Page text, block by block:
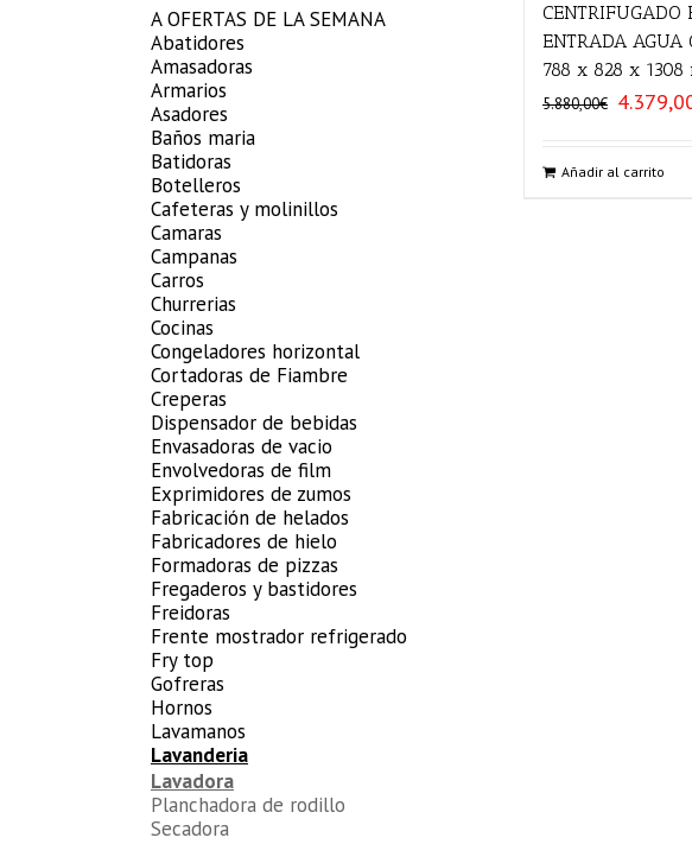
CENTRIFUGADO
ENTRADA AGUA
788 x 828 x 1308
5.880,00€ El
era:
Añadir al carrito
A OFERTAS DE LA SEMANA
Abatidores
Amasadoras
Armarios
Asadores
Baños maria
Batidoras
Botelleros
Cafeteras y molinillos
Camaras
Campanas
Carros
Churrerias
Cocinas
Congeladores horizontal
Cortadoras de Fiambre
Creperas
Dispensador de bebidas
Envasadoras de vacio
Envolvedoras de film
Exprimidores de zumos
Fabricación de helados
Fabricadores de hielo
Formadoras de pizzas
Fregaderos y bastidores
Freidoras
Frente mostrador refrigerado
Fry top
Gofreras
Hornos
Lavamanos
Lavanderia
Lavadora
Planchadora de rodillo
Secadora